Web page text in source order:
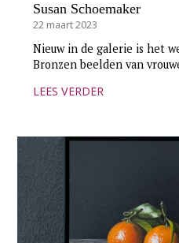
Susan Schoemaker
22 maart 2023
Nieuw in de galerie is het
Bronzen beelden van
LEES VERDER